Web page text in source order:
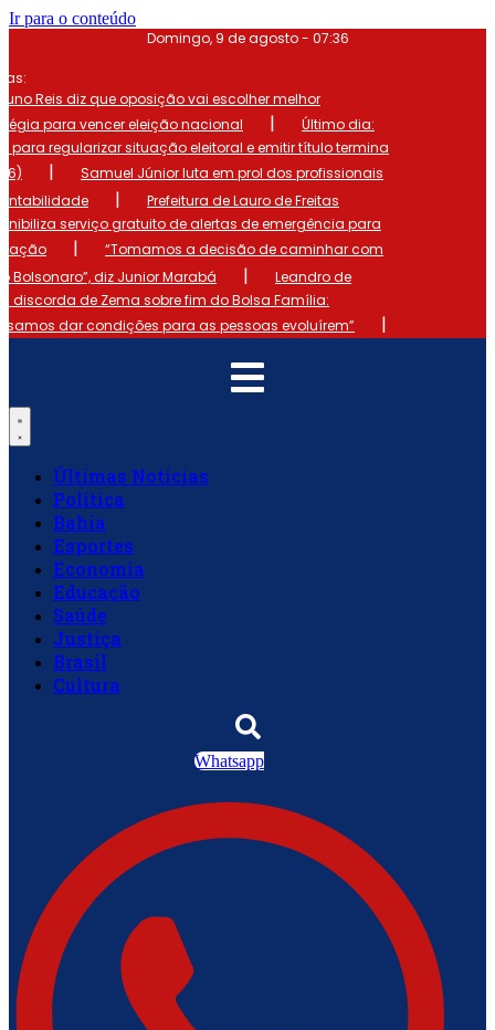
Ir para o conteúdo
Domingo, 9 de agosto - 07:36
Reis diz que oposição vai escolher melhor
para vencer eleição nacional
|
Último dia:
para regularizar situação eleitoral e emitir título termina
|
Samuel Júnior luta em prol dos profissionais
|
Prefeitura de Lauro de Freitas
serviço gratuito de alertas de emergência para
|
“Tomamos a decisão de caminhar com
Bolsonaro”, diz Junior Marabá
|
Leandro de
discorda de Zema sobre fim do Bolsa Família:
dar condições para as pessoas evoluírem”
|
Últimas Notícias
Política
Bahia
Esportes
Economia
Educação
Saúde
Justiça
Brasil
Cultura
Whatsapp